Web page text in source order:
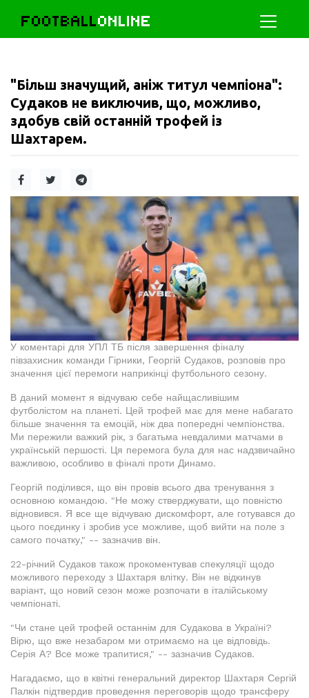
FOOTBALLONLINE
"Більш значущий, аніж титул чемпіона":
Судаков не виключив, що, можливо,
здобув свій останній трофей із
Шахтарем.
У коментарі для УПЛ ТБ після завершення фіналу
півзахисник команди Гірники, Георгій Судаков, розповів про
значення цієї перемоги наприкінці футбольного сезону.
В даний момент я відчуваю себе найщасливішим
футболістом на планеті. Цей трофей має для мене набагато
більше значення та емоцій, ніж два попередні чемпіонства.
Ми пережили важкий рік, з багатьма невдалими матчами в
українській першості. Ця перемога була для нас надзвичайно
важливою, особливо в фіналі проти Динамо.
Георгій поділився, що він провів всього два тренування з
основною командою. "Не можу стверджувати, що повністю
відновився. Я все ще відчуваю дискомфорт, але готувався до
цього поєдинку і зробив усе можливе, щоб вийти на поле з
самого початку," -- зазначив він.
22-річний Судаков також прокоментував спекуляції щодо
можливого переходу з Шахтаря влітку. Він не відкинув
варіант, що новий сезон може розпочати в італійському
чемпіонаті.
"Чи стане цей трофей останнім для Судакова в Україні?
Вірю, що вже незабаром ми отримаємо на це відповідь.
Серія А? Все може трапитися," -- зазначив Судаков.
Нагадаємо, що в квітні генеральний директор Шахтаря Сергій
Палкін підтвердив проведення переговорів щодо трансферу